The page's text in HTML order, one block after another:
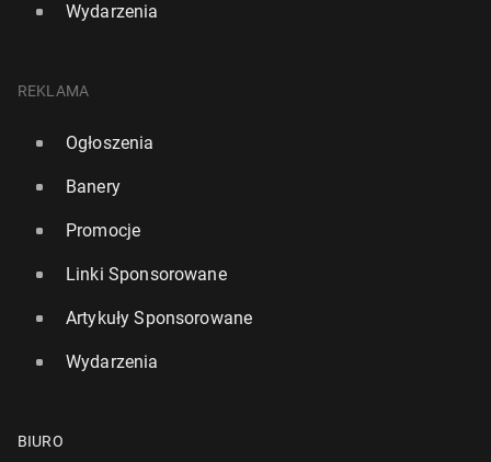
Wydarzenia
REKLAMA
Ogłoszenia
Banery
Promocje
Linki Sponsorowane
Artykuły Sponsorowane
Wydarzenia
BIURO